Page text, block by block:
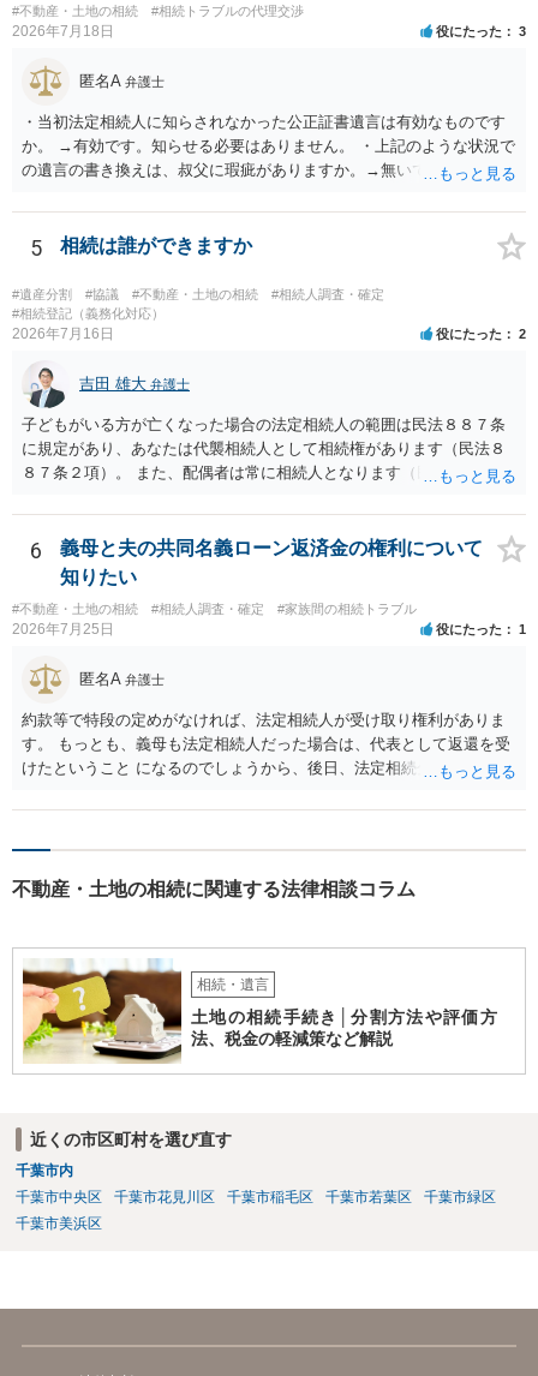
#不動産・土地の相続
#相続トラブルの代理交渉
2026年7月18日 役にたった 3
匿名A 弁護士
・当初法定相続人に知らされなかった公正証書遺言は有効なものです
か。 →有効です。知らせる必要はありません。 ・上記のような状況で
の遺言の書き換えは、叔父に瑕疵がありますか。→無いです。 ・分割
ますか。 →本人が自由に決められますので、どこが妥当とは言えない
です。客観的な基準もありません。 ・できれば穏やかに、分割を拒否
することはできますか。 →分割を拒否するということは、遺産はいら
ないということでしょうか。遺言で、受取を指定されててもいらない
と拒否することはできます。理由を説明する必要はありません。
5 相続は誰ができますか
#遺産分割 #協議 #不動産・土地の相続
#相続人調査・確定
#相続登記（義務化対応）
2026年7月16日 役にたった 2
吉田 雄大 弁護士
子どもがいる方が亡くなった場合の法定相続人の範囲は民法８８７条
に規定があり、あなたは代襲相続人として相続権があります（民法８
８７条２項）。 また、配偶者は常に相続人となります（民法８９０
も相続権があります。つまり、孫５人に加えて「おじ又はおば」にも
相続権がある可能性があります。
6
義母と夫の共同名義ローン返済金の権利について
知りたい
#不動産・土地の相続 #相続人調査・確定 #家族間の相続トラブル
2026年7月25日 役にたった 1
匿名A 弁護士
約款等で特段の定めがなければ、法定相続人が受け取り権利がありま
す。 もっとも、義母も法定相続人だった場合は、代表として返還を受
けたということ になるのでしょうから、後日、法定相続分に基づいて
不動産・土地の相続に関連する法律相談コラム
相続・遺言
土地の相続手続き│分割方法や評価方
法、税金の軽減策など解説
近くの市区町村を選び直す
千葉市内
千葉市中央区
千葉市花見川区 千葉市稲毛区 千葉市若葉区
千葉市緑区
千葉市美浜区